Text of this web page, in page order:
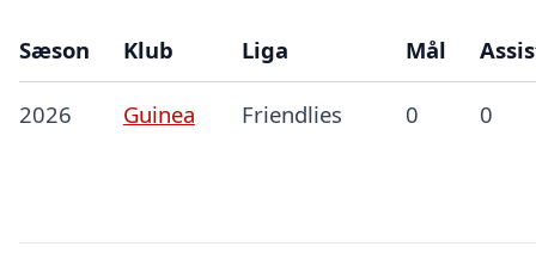
Sæson Klub Liga Mål
2026 Guinea Friendlies 0 0